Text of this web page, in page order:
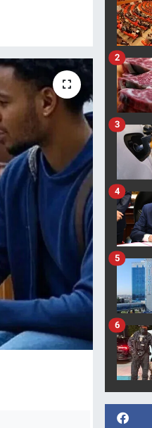
2
3
4
5
6